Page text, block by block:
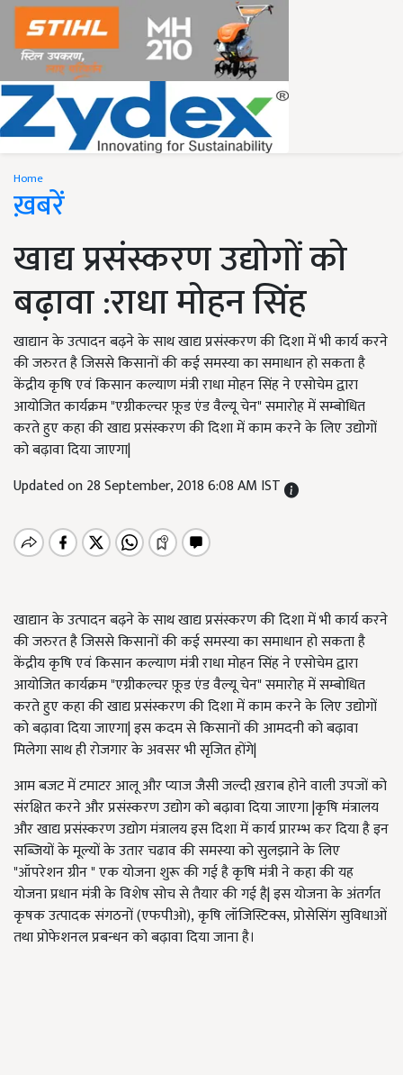
Home
ख़बरें
खाद्य प्रसंस्करण उद्योगों को
बढ़ावा :राधा मोहन सिंह
खाद्यान के उत्पादन बढ़ने के साथ खाद्य प्रसंस्करण की दिशा में भी कार्य करने
की जरुरत है जिससे किसानों की कई समस्या का समाधान हो सकता है
केंद्रीय कृषि एवं किसान कल्याण मंत्री राधा मोहन सिंह ने एसोचेम द्वारा
आयोजित कार्यक्रम "एग्रीकल्चर फ़ूड एंड वैल्यू चेन" समारोह में सम्बोधित
करते हुए कहा की खाद्य प्रसंस्करण की दिशा में काम करने के लिए उद्योगों
को बढ़ावा दिया जाएगा|
Updated on 28 September, 2018 6:08 AM IST
खाद्यान के उत्पादन बढ़ने के साथ खाद्य प्रसंस्करण की दिशा में भी कार्य करने
की जरुरत है जिससे किसानों की कई समस्या का समाधान हो सकता है
केंद्रीय कृषि एवं किसान कल्याण मंत्री राधा मोहन सिंह ने एसोचेम द्वारा
आयोजित कार्यक्रम "एग्रीकल्चर फ़ूड एंड वैल्यू चेन" समारोह में सम्बोधित
करते हुए कहा की खाद्य प्रसंस्करण की दिशा में काम करने के लिए उद्योगों
को बढ़ावा दिया जाएगा| इस कदम से किसानों की आमदनी को बढ़ावा
मिलेगा साथ ही रोजगार के अवसर भी सृजित होंगे|
आम बजट में टमाटर आलू और प्याज जैसी जल्दी ख़राब होने वाली उपजों को
संरक्षित करने और प्रसंस्करण उद्योग को बढ़ावा दिया जाएगा |कृषि मंत्रालय
और खाद्य प्रसंस्करण उद्योग मंत्रालय इस दिशा में कार्य प्रारम्भ कर दिया है इन
सब्जियों के मूल्यों के उतार चढाव की समस्या को सुलझाने के लिए
"ऑपरेशन ग्रीन " एक योजना शुरू की गई है कृषि मंत्री ने कहा की यह
योजना प्रधान मंत्री के विशेष सोच से तैयार की गई है| इस योजना के अंतर्गत
कृषक उत्पादक संगठनों (एफपीओ), कृषि लॉजिस्टिक्स, प्रोसेसिंग सुविधाओं
तथा प्रोफेशनल प्रबन्धन को बढ़ावा दिया जाना है।